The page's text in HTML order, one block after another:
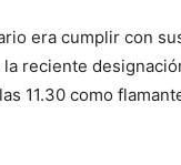
era cumplir con
reciente
11.30 como